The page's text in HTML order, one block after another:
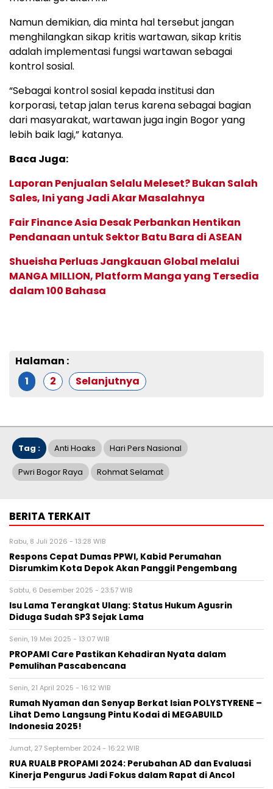
Namun demikian, dia minta hal tersebut jangan
menghilangkan sikap kritis wartawan, sikap kritis
adalah implementasi fungsi wartawan sebagai
kontrol sosial.
“Sebagai kontrol sosial kepada institusi dan
korporasi, tetap jalan terus karena sebagai bagian
dari masyarakat, wartawan juga ingin Bogor yang
lebih baik lagi,” katanya.
Baca Juga:
Laporan Penjualan Selalu Meleset? Bukan Salah
Sales, Ini yang Jadi Akar Masalahnya
Fair Finance Asia Desak Perbankan Hentikan
Pendanaan untuk Sektor Batu Bara di ASEAN
Shueisha Perluas Jangkauan Global melalui
MANGA MILLION, Platform Manga yang Tersedia
dalam 100 Bahasa
Halaman :
1
2 Selanjutnya
Tag : Anti Hoaks Hari Pers Nasional
Pwri Bogor Raya Rohmat Selamat
BERITA TERKAIT
Rabu, 8 Juli 2026 - 13:28 WIB
Respons Cepat Dumas PPWI, Kabid Perumahan
Disrumkim Kota Depok Akan Panggil Pengembang
Sabtu, 6 Desember 2025 - 23:57 WIB
Isu Lama Terangkat Ulang: Status Hukum Agusrin
Diduga Sudah SP3 Sejak Lama
Senin, 19 Mei 2025 - 13:07 WIB
PROPAMI Care Pastikan Kehadiran Nyata dalam
Pemulihan Pascabencana
Senin, 21 April 2025 - 16:12 WIB
Rumah Nyaman dan Senyap Berkat Isian POLYSTYRENE –
Lihat Demo Langsung Pintu Kodai di MEGABUILD
Indonesia 2025!
Jumat, 27 September 2024 - 16:22 WIB
RUA RUALB PROPAMI 2024: Perubahan AD dan Evaluasi
Kinerja Pengurus Jadi Fokus dalam Rapat di Ancol